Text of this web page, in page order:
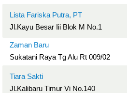
Lista Fariska Putra, PT
Jl.Kayu Besar Iii Blok M No.1
Zaman Baru
Sukatani Raya Tg Alu Rt 009/02
Tiara Sakti
Jl.Kalibaru Timur Vi No.140